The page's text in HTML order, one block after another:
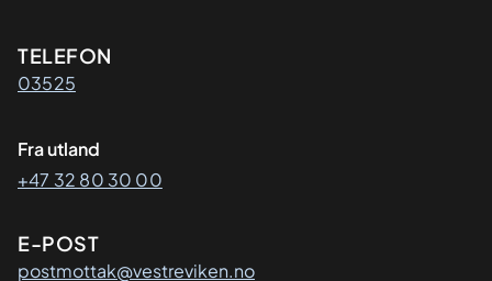
Kontaktinformasjon
TELEFON
03525
Fra utland
+47 32 80 30 00
E-POST
postmottak@vestreviken.no